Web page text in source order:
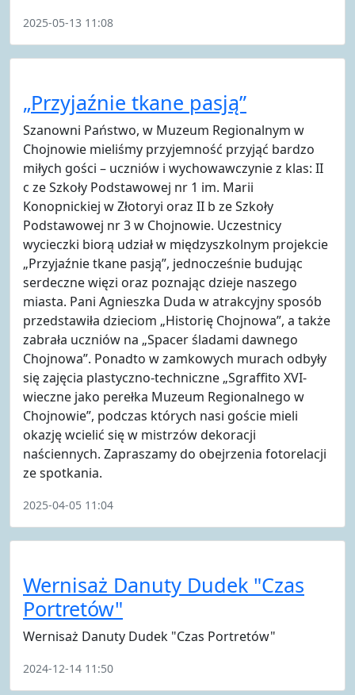
2025-05-13 11:08
„Przyjaźnie tkane pasją”
Szanowni Państwo, w Muzeum Regionalnym w
Chojnowie mieliśmy przyjemność przyjąć bardzo
miłych gości – uczniów i wychowawczynie z klas: II
c ze Szkoły Podstawowej nr 1 im. Marii
Konopnickiej w Złotoryi oraz II b ze Szkoły
Podstawowej nr 3 w Chojnowie. Uczestnicy
wycieczki biorą udział w międzyszkolnym projekcie
„Przyjaźnie tkane pasją”, jednocześnie budując
serdeczne więzi oraz poznając dzieje naszego
miasta. Pani Agnieszka Duda w atrakcyjny sposób
przedstawiła dzieciom „Historię Chojnowa”, a także
zabrała uczniów na „Spacer śladami dawnego
Chojnowa”. Ponadto w zamkowych murach odbyły
się zajęcia plastyczno-techniczne „Sgraffito XVI-
wieczne jako perełka Muzeum Regionalnego w
Chojnowie”, podczas których nasi goście mieli
okazję wcielić się w mistrzów dekoracji
naściennych. Zapraszamy do obejrzenia fotorelacji
ze spotkania.
2025-04-05 11:04
Wernisaż Danuty Dudek "Czas
Portretów"
Wernisaż Danuty Dudek "Czas Portretów"
2024-12-14 11:50